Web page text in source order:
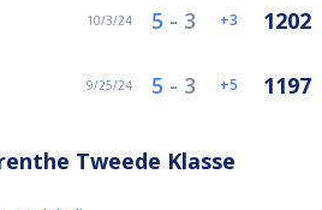
10/3/24 5 - 3 3 1202
9/25/24 5 - 3 5 1197
Tweede Klasse